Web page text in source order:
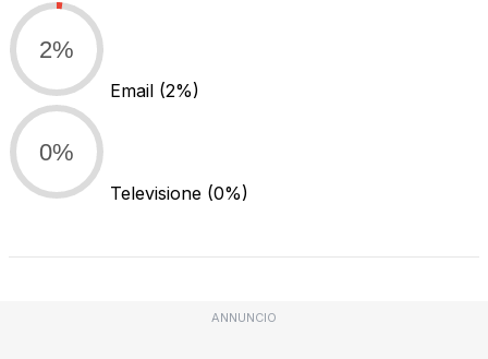
2%
Email (2%)
0%
Televisione (0%)
ANNUNCIO